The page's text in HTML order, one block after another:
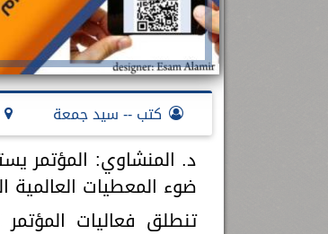
كتب -- سيد جمعة
د. المنشاوي: المؤتمر
ضوء المعطيات العالمية
تنطلق فعاليات